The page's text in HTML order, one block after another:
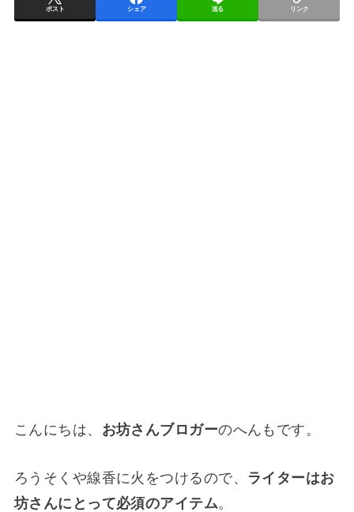
ポスト シェア 送る リンク
こんにちは、 お坊さんブロガーのへんもです。
ろうそくや線香に火をつけるので、 ライターはお
坊さんにとって必須のアイテム。